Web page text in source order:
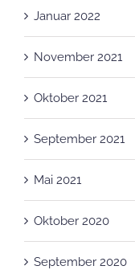
Januar 2022
November 2021
Oktober 2021
September 2021
Mai 2021
Oktober 2020
September 2020